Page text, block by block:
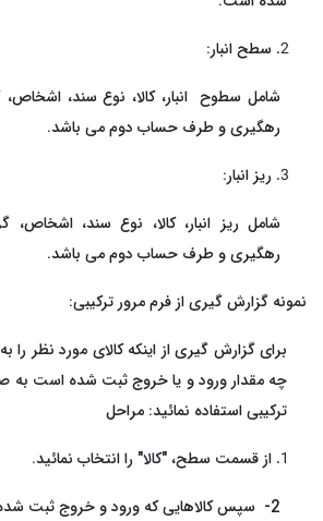
سطح انبار:
شامل سطوح انبار، کالا، نوع سند، اشخاص،
رهگیری و طرف حساب دوم می باشد.
ریز انبار:
شامل ریز انبار، کالا، نوع سند، اشخاص،
رهگیری و طرف حساب دوم می باشد.
نمونه گزارش گیری از فرم مرور ترکیبی:
برای گزارش گیری از اینکه کالای مورد نظر
چه مقدار ورود و یا خروج ثبت شده است به
ترکیبی استفاده نمائید: مراحل
از قسمت سطح، "کالا" را انتخاب نمائید.
2- سپس کالاهایی که ورود و خروج ثبت